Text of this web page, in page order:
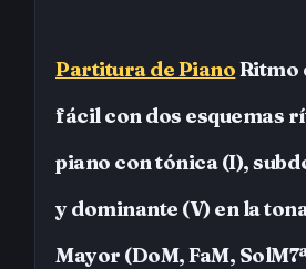
Partitura de PianoRitmo
fácil con dos esquemas
piano con tónica (I),
y dominante (V) en la
Mayor (DoM, FaM,